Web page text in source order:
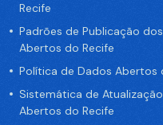
Recife
Padrões de Publicação
Abertos do Recife
Política de Dados Abertos
Sistemática de
Abertos do Recife